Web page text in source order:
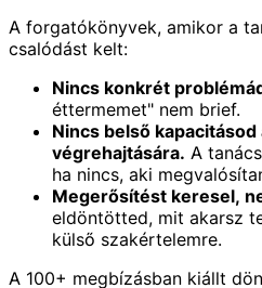
A forgatókönyvek, amikor a
csalódást kelt:
Nincs konkrét
éttermemet" nem brief.
Nincs belső kapacitásod
végrehajtására. A
ha nincs, aki
Megerősítést keresel,
eldöntötted, mit akarsz
külső szakértelemre.
A 100+ megbízásban kiállt